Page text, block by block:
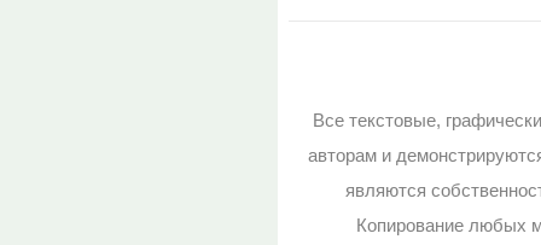
Все текстовые,
авторам и
являются
Копирование любых